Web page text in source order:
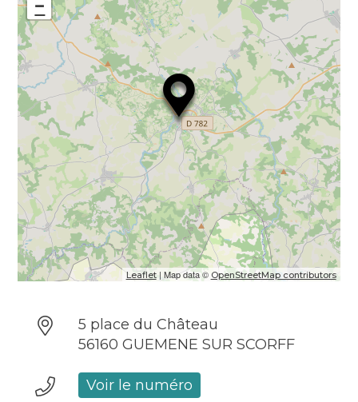
−
Leaflet| Map data © OpenStreetMap contributors
5 place du Château
56160 GUEMENE SUR SCORFF
Voir le numéro